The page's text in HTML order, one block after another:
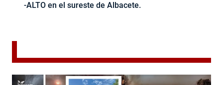
-ALTO en el sureste de Albacete.